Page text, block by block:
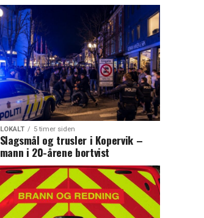
LOKALT 5 timer siden
Slagsmål og trusler i Kopervik –
mann i 20-årene bortvist